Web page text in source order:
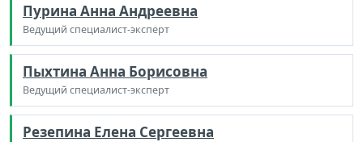
Пурина Анна Андреевна
Ведущий специалист-эксперт
Пыхтина Анна Борисовна
Ведущий специалист-эксперт
Резепина Елена Сергеевна